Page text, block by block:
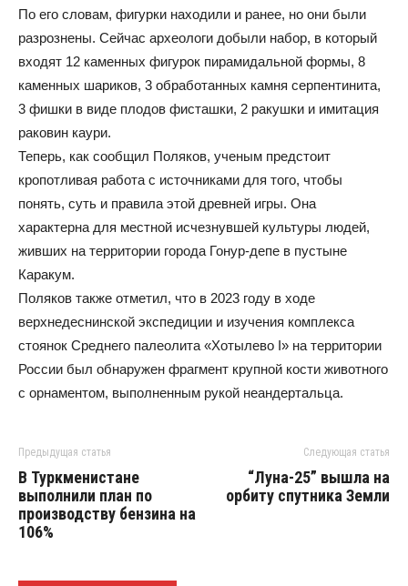
По его словам, фигурки находили и ранее, но они были
разрознены. Сейчас археологи добыли набор, в который
входят 12 каменных фигурок пирамидальной формы, 8
каменных шариков, 3 обработанных камня серпентинита,
3 фишки в виде плодов фисташки, 2 ракушки и имитация
раковин каури.
Теперь, как сообщил Поляков, ученым предстоит
кропотливая работа с источниками для того, чтобы
понять, суть и правила этой древней игры. Она
характерна для местной исчезнувшей культуры людей,
живших на территории города Гонур-депе в пустыне
Каракум.
Поляков также отметил, что в 2023 году в ходе
верхнедеснинской экспедиции и изучения комплекса
стоянок Среднего палеолита «Хотылево I» на территории
России был обнаружен фрагмент крупной кости животного
с орнаментом, выполненным рукой неандертальца.
Предыдущая статья
В Туркменистане
выполнили план по
производству бензина на
106%
Следующая статья
“Луна-25” вышла на
орбиту спутника Земли